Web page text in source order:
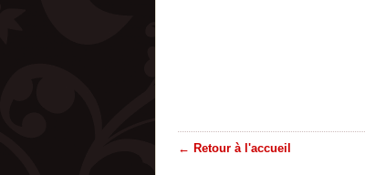
← Retour à l'accueil